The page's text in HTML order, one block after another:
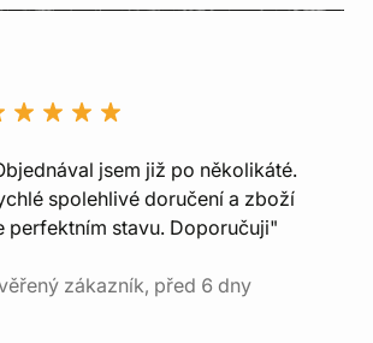
jsem již po několikáté.
spolehlivé doručení a zboží
perfektním stavu. Doporučuji"
zákazník, před 6 dny